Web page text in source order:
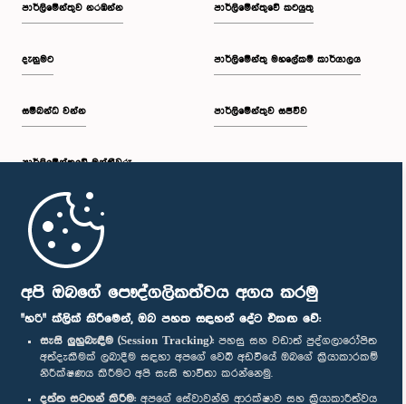
අපි ඔබගේ පෞද්ගලිකත්වය අගය කරමු
"හරි" ක්ලික් කිරීමෙන්, ඔබ පහත සඳහන් දේට එකඟ වේ:
සැසි ලුහුබැඳීම (Session Tracking): පහසු සහ වඩාත් පුද්ගලාරෝපිත
අත්දැකීමක් ලබාදීම සඳහා අපගේ වෙබ් අඩවියේ ඔබගේ ක්‍රියාකාරකම්
නිරීක්ෂණය කිරීමට අපි සැසි භාවිතා කරන්නෙමු.
දත්ත සටහන් කිරීම: අපගේ සේවාවන්හි ආරක්ෂාව සහ ක්‍රියාකාරීත්වය
පාර්ලි‌මේන්තුව නරඹන්න
දැනුමට
සම්බන්ධ වන්න
පාර්ලි‌මේන්තුවේ මන්ත්‍රීවරු
මුල් පිටුව
පාර්ලිමේන්තුවේ කටයුතු
පාර්ලිමේන්තු මහලේකම් කාර්යාලය
පාර්ලිමේන්තුව සජීවීව
පාර්ලිමේන්තු ජංගම යෙදුම
අප හා සම්බන්ධ වී සිටින්න :